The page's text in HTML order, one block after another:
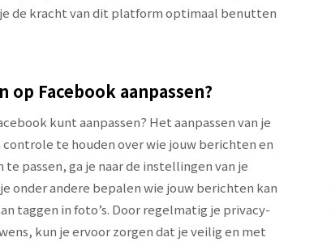
de kracht van dit platform optimaal benutten
Facebook aanpassen?
kunt aanpassen? Het aanpassen van je
te houden over wie jouw berichten en
passen, ga je naar de instellingen van je
onder andere bepalen wie jouw berichten kan
taggen in foto’s. Door regelmatig je privacy-
kun je ervoor zorgen dat je veilig en met